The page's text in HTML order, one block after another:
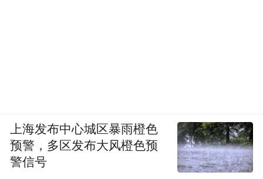
上海发布中心城区暴雨橙色
预警，多区发布大风橙色预
警信号